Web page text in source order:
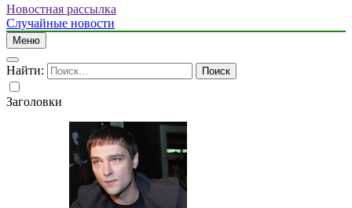
Новостная рассылка
Случайные новости
Меню
Найти:
Заголовки